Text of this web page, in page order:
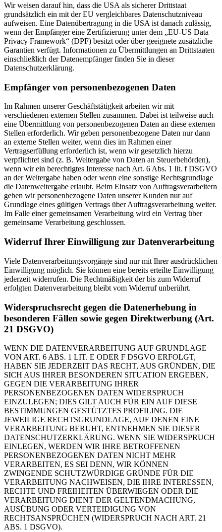
Wir weisen darauf hin, dass die USA als sicherer Drittstaat
grundsätzlich ein mit der EU vergleichbares Datenschutzniveau
aufweisen. Eine Datenübertragung in die USA ist danach zulässig,
wenn der Empfänger eine Zertifizierung unter dem „EU-US Data
Privacy Framework“ (DPF) besitzt oder über geeignete zusätzliche
Garantien verfügt. Informationen zu Übermittlungen an Drittstaaten
einschließlich der Datenempfänger finden Sie in dieser
Datenschutzerklärung.
Empfänger von personenbezogenen Daten
Im Rahmen unserer Geschäftstätigkeit arbeiten wir mit
verschiedenen externen Stellen zusammen. Dabei ist teilweise auch
eine Übermittlung von personenbezogenen Daten an diese externen
Stellen erforderlich. Wir geben personenbezogene Daten nur dann
an externe Stellen weiter, wenn dies im Rahmen einer
Vertragserfüllung erforderlich ist, wenn wir gesetzlich hierzu
verpflichtet sind (z. B. Weitergabe von Daten an Steuerbehörden),
wenn wir ein berechtigtes Interesse nach Art. 6 Abs. 1 lit. f DSGVO
an der Weitergabe haben oder wenn eine sonstige Rechtsgrundlage
die Datenweitergabe erlaubt. Beim Einsatz von Auftragsverarbeitern
geben wir personenbezogene Daten unserer Kunden nur auf
Grundlage eines gültigen Vertrags über Auftragsverarbeitung weiter.
Im Falle einer gemeinsamen Verarbeitung wird ein Vertrag über
gemeinsame Verarbeitung geschlossen.
Widerruf Ihrer Einwilligung zur Datenverarbeitung
Viele Datenverarbeitungsvorgänge sind nur mit Ihrer ausdrücklichen
Einwilligung möglich. Sie können eine bereits erteilte Einwilligung
jederzeit widerrufen. Die Rechtmäßigkeit der bis zum Widerruf
erfolgten Datenverarbeitung bleibt vom Widerruf unberührt.
Widerspruchsrecht gegen die Datenerhebung in
besonderen Fällen sowie gegen Direktwerbung (Art.
21 DSGVO)
WENN DIE DATENVERARBEITUNG AUF GRUNDLAGE
VON ART. 6 ABS. 1 LIT. E ODER F DSGVO ERFOLGT,
HABEN SIE JEDERZEIT DAS RECHT, AUS GRÜNDEN, DIE
SICH AUS IHRER BESONDEREN SITUATION ERGEBEN,
GEGEN DIE VERARBEITUNG IHRER
PERSONENBEZOGENEN DATEN WIDERSPRUCH
EINZULEGEN; DIES GILT AUCH FÜR EIN AUF DIESE
BESTIMMUNGEN GESTÜTZTES PROFILING. DIE
JEWEILIGE RECHTSGRUNDLAGE, AUF DENEN EINE
VERARBEITUNG BERUHT, ENTNEHMEN SIE DIESER
DATENSCHUTZERKLÄRUNG. WENN SIE WIDERSPRUCH
EINLEGEN, WERDEN WIR IHRE BETROFFENEN
PERSONENBEZOGENEN DATEN NICHT MEHR
VERARBEITEN, ES SEI DENN, WIR KÖNNEN
ZWINGENDE SCHUTZWÜRDIGE GRÜNDE FÜR DIE
VERARBEITUNG NACHWEISEN, DIE IHRE INTERESSEN,
RECHTE UND FREIHEITEN ÜBERWIEGEN ODER DIE
VERARBEITUNG DIENT DER GELTENDMACHUNG,
AUSÜBUNG ODER VERTEIDIGUNG VON
RECHTSANSPRÜCHEN (WIDERSPRUCH NACH ART. 21
ABS. 1 DSGVO).